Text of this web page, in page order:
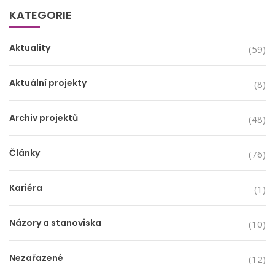
KATEGORIE
Aktuality (59)
Aktuální projekty (8)
Archiv projektů (48)
Články (76)
Kariéra (1)
Názory a stanoviska (10)
Nezařazené (12)